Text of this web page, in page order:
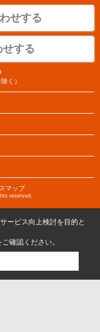
せする
せする
く）
マップ
reserved.
ービス向上検討を目的と
ご確認ください。